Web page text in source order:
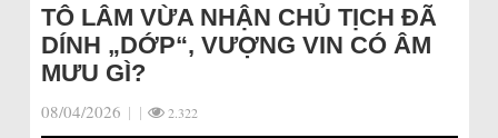
TÔ LÂM VỪA NHẬN CHỦ TỊCH ĐÃ
DÍNH „DỚP“, VƯỢNG VIN CÓ ÂM
MƯU GÌ?
08/04/2026 | | 2.322